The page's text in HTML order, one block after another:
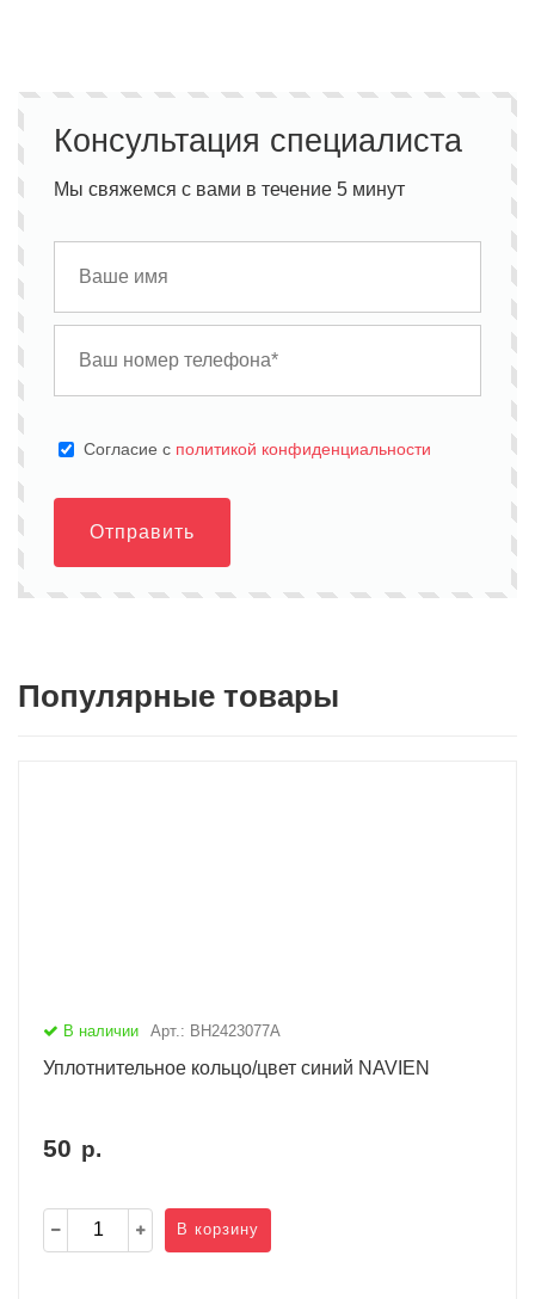
Консультация специалиста
Мы свяжемся с вами в течение 5 минут
Cогласие с политикой конфиденциальности
Отправить
Популярные товары
В наличии Арт.: BH2423077A
Уплотнительное кольцо/цвет синий NAVIEN
50 р.
В корзину